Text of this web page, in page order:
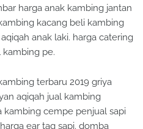
harga anak kambing jantan
kacang beli kambing
anak laki. harga catering
kambing pe.
terbaru 2019 griya
aqiqah jual kambing
kambing cempe penjual sapi
ear tag sapi. domba